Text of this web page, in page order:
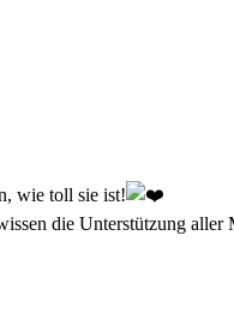
wie toll sie ist!
die Unterstützung aller